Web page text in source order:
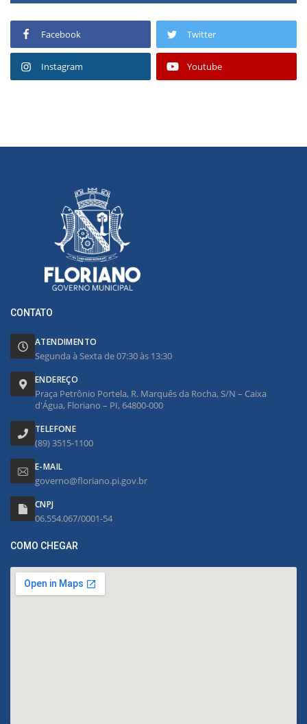
Facebook Twitter
Instagram Youtube
CONTATO
ATENDIMENTO
Segunda à Sexta de 07:30 às 13:30
ENDEREÇO
Praça Petrônio Portela, R. Marquês da Rocha, S/N – Caixa
d'Água, Floriano – PI, 64800-000
TELEFONE
(89) 3515-1100
E-MAIL
governo@floriano.pi.gov.br
CNPJ
06.554.067/0001-54
COMO CHEGAR